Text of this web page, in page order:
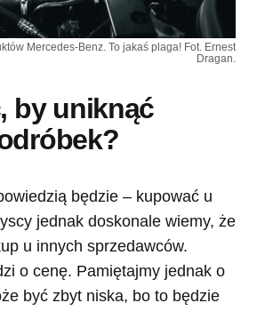
Mercedes-Benz. To jakaś plaga! Fot. Ernest
Dragan.
by uniknąć
będzie – kupować u
jednak doskonale wiemy, że
u innych sprzedawców.
o cenę. Pamiętajmy jednak o
być zbyt niska, bo to będzie